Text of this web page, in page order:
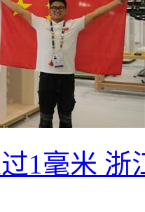
1毫米 浙